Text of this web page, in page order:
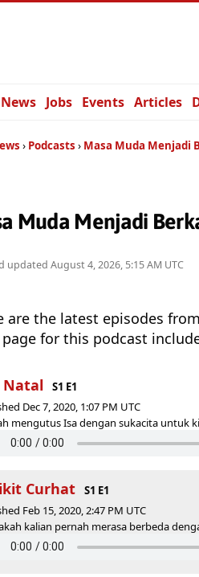
News Jobs Events Articles
Podcasts Masa Muda Menjadi
Muda Menjadi
updated August 4, 2026, 5:15 AM UTC
are the latest episodes
for this podcast
S1 E1
Dec 7, 2020, 1:07 PM UTC
mengutus Isa dengan sukacita untuk
Curhat
S1 E1
Feb 15, 2020, 2:47 PM UTC
kalian pernah merasa berbeda